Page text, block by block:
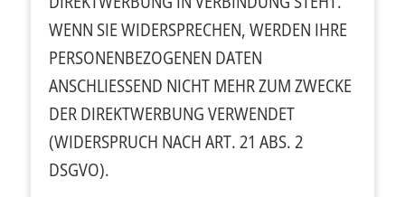
WENN SIE WIDERSPRECHEN, WERDEN IHRE
PERSONENBEZOGENEN DATEN
ANSCHLIESSEND NICHT MEHR ZUM ZWECKE
DER DIREKTWERBUNG VERWENDET
(WIDERSPRUCH NACH ART. 21 ABS. 2
DSGVO).